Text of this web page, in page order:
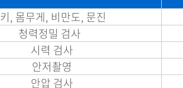
키, 몸무게, 비만도, 문진
청력정밀 검사
시력 검사
안저촬영
안압 검사